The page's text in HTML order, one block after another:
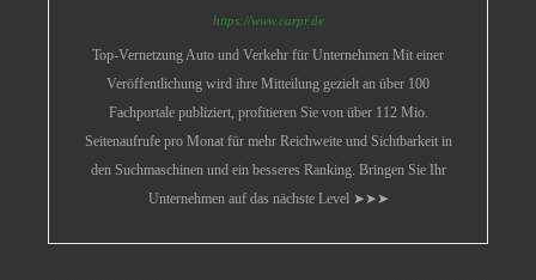
https://www.carpr.de
Top-Vernetzung Auto und Verkehr für Unternehmen Mit einer
Veröffentlichung wird ihre Mitteilung gezielt an über 100
Fachportale publiziert, profitieren Sie von über 112 Mio.
Seitenaufrufe pro Monat für mehr Reichweite und Sichtbarkeit in
den Suchmaschinen und ein besseres Ranking. Bringen Sie Ihr
Unternehmen auf das nächste Level ➤➤➤